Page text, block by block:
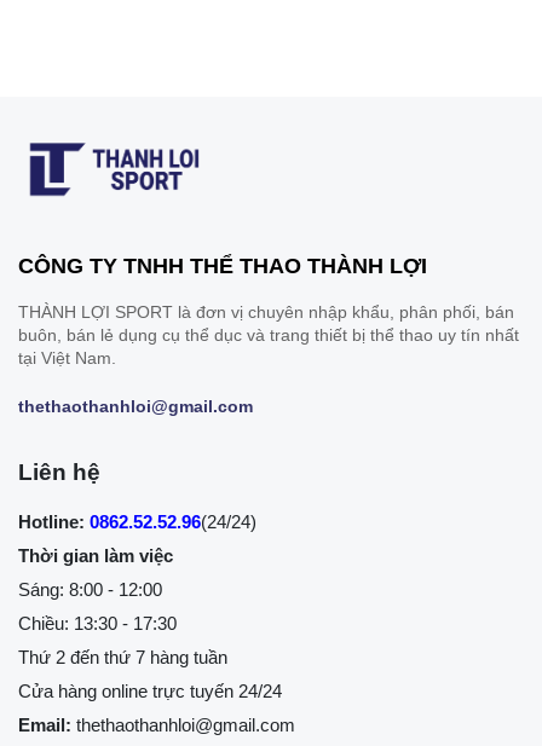
CÔNG TY TNHH THỂ THAO THÀNH LỢI
THÀNH LỢI SPORT là đơn vị chuyên nhập khẩu, phân phối, bán
buôn, bán lẻ dụng cụ thể dục và trang thiết bị thể thao uy tín nhất
tại Việt Nam.
thethaothanhloi@gmail.com
Liên hệ
Hotline: 0862.52.52.96(24/24)
Thời gian làm việc
Sáng: 8:00 - 12:00
Chiều: 13:30 - 17:30
Thứ 2 đến thứ 7 hàng tuần
Cửa hàng online trực tuyến 24/24
Email: thethaothanhloi@gmail.com